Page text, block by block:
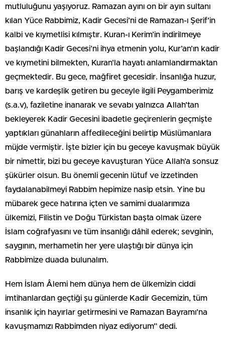
mutluluğunu yaşıyoruz. Ramazan ayını on bir ayın sultanı
kılan Yüce Rabbimiz, Kadir Gecesi’ni de Ramazan-ı Şerif’in
kalbi ve kıymetlisi kılmıştır. Kuran-ı Kerim’in indirilmeye
başlandığı Kadir Gecesi’ni ihya etmenin yolu, Kur’an’ın kadir
ve kıymetini bilmekten, Kuran’la hayatı anlamlandırmaktan
geçmektedir. Bu gece, mağfiret gecesidir. İnsanlığa huzur,
barış ve kardeşlik getiren bu geceyle ilgili Peygamberimiz
(s.a.v), faziletine inanarak ve sevabı yalnızca Allah’tan
bekleyerek Kadir Gecesini ibadetle geçirenlerin geçmişte
yaptıkları günahların affedileceğini belirtip Müslümanlara
müjde vermiştir. İşte bizler için bu geceye kavuşmak büyük
bir nimettir, bizi bu geceye kavuşturan Yüce Allah’a sonsuz
şükürler olsun. Bu önemli gecenin lütuf ve izzetinden
faydalanabilmeyi Rabbim hepimize nasip etsin. Yine bu
mübarek gece hatırına içten ve samimi dualarımıza
ülkemizi, Filistin ve Doğu Türkistan başta olmak üzere
İslam coğrafyasını ve tüm insanlığı dâhil ederek; sevginin,
saygının, merhametin her yere ulaştığı bir dünya için
Rabbimize duada bulunalım.
Hem İslam Âlemi hem dünya hem de ülkemizin ciddi
imtihanlardan geçtiği şu günlerde Kadir Gecemizin, tüm
insanlık için hayırlar getirmesini ve Ramazan Bayramı’na
kavuşmamızı Rabbimden niyaz ediyorum” dedi.